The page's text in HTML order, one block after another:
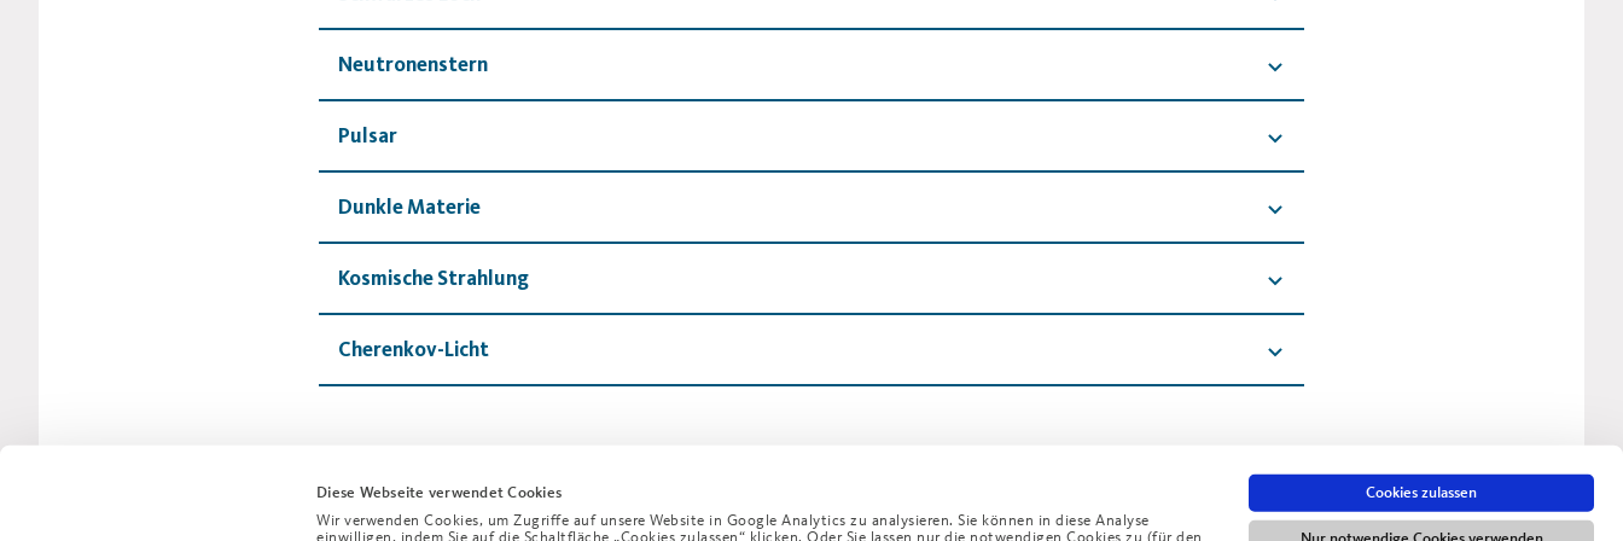
Diese Webseite verwendet Cookies
Wir verwenden Cookies, um Zugriffe auf unsere Website in Google Analytics zu analysieren. Sie können in diese Analyse
einwilligen, indem Sie auf die Schaltfläche „Cookies zulassen“ klicken. Oder Sie lassen nur die notwendigen Cookies zu (für den
Cookies zulassen
Neutronenstern
Pulsar
Dunkle Materie
Kosmische Strahlung
Cherenkov-Licht